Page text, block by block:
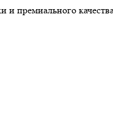
и премиального